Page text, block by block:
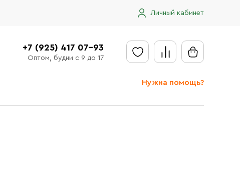
Личный кабинет
+7 (925) 417 07-93
Оптом, будни с 9 до 17
Нужна помощь?
Отправить заявку